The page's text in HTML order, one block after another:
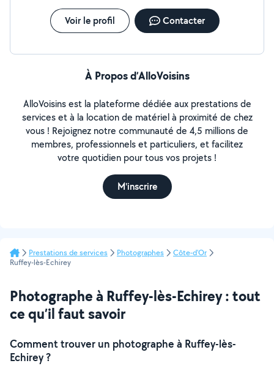
Voir le profil Contacter
À Propos d’AlloVoisins
AlloVoisins est la plateforme dédiée aux prestations de
services et à la location de matériel à proximité de chez
vous ! Rejoignez notre communauté de 4,5 millions de
membres, professionnels et particuliers, et facilitez
votre quotidien pour tous vos projets !
M'inscrire
Prestations de services Photographes
Côte-d'Or
Ruffey-lès-Echirey
Photographe à Ruffey-lès-Echirey : tout
ce qu’il faut savoir
Comment trouver un photographe à Ruffey-lès-
Echirey ?